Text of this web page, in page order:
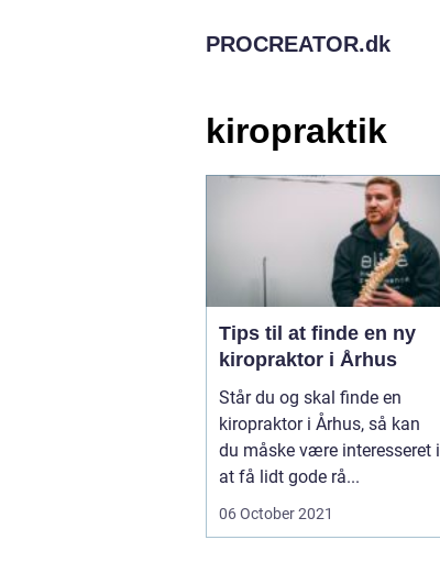
PROCREATOR.dk
kiropraktik
Tips til at finde en ny
kiropraktor i Århus
Står du og skal finde en
kiropraktor i Århus, så kan
du måske være interesseret i
at få lidt gode rå...
06 October 2021